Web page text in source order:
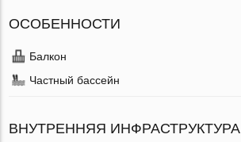
ОСОБЕННОСТИ
Балкон
Частный бассейн
ВНУТРЕННЯЯ ИНФРАСТРУКТУРА